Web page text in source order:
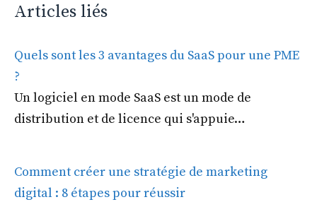
Articles liés
Quels sont les 3 avantages du SaaS pour une PME
?
Un logiciel en mode SaaS est un mode de
distribution et de licence qui s'appuie…
Comment créer une stratégie de marketing
digital : 8 étapes pour réussir